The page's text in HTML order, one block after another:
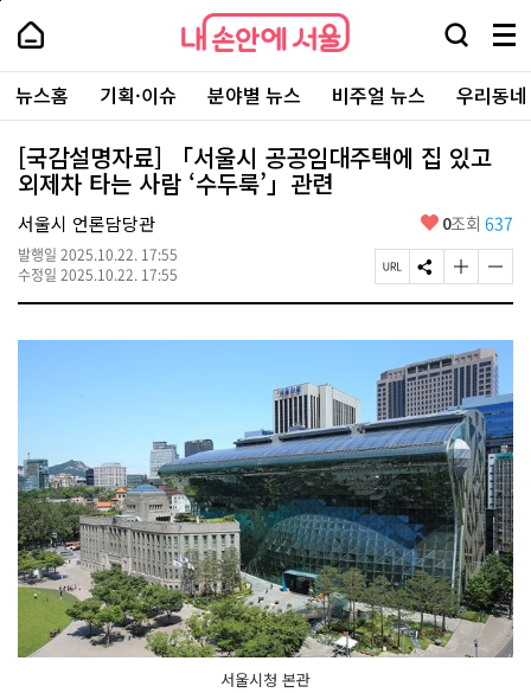
본
로
가
내
손
안
에
서
울
-
서
울
시
대
표
소
통
포
내
손
에
울
검
창
열
기
메
뉴
전
체
보
주
요
서
뉴스홈 기획·이슈 분야별 뉴스 비주얼 뉴스 우리동
[국감설명자료] 「서울시 공공임대주택에 집 있고
외제차 타는 사람 ‘수두룩’」관련
서울시 언론담당관
발행일 2025.10.22. 17:55
수정일 2025.10.22. 17:55
좋
요
0조회 637
페
이
U
L
복
사
S
N
공
유
하
기
글
자
기
크
게
변
경
하
기
글
자
기
작
게
변
경
하
기
서울시청 본관
페
상
단
로